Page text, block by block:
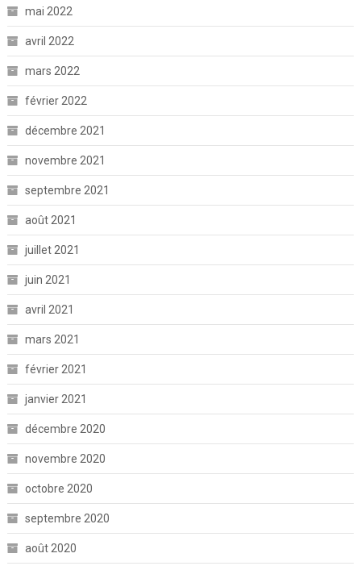
mai 2022
avril 2022
mars 2022
février 2022
décembre 2021
novembre 2021
septembre 2021
août 2021
juillet 2021
juin 2021
avril 2021
mars 2021
février 2021
janvier 2021
décembre 2020
novembre 2020
octobre 2020
septembre 2020
août 2020